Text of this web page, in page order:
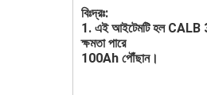
বিঃদ্রঃ:
1. এই আইটেমটি হল CALB
ক্ষমতা পারে
100Ah পৌঁছান।